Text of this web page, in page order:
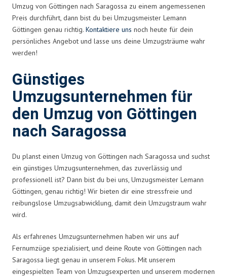
Umzug von Göttingen nach Saragossa zu einem angemessenen
Preis durchführt, dann bist du bei Umzugsmeister Lemann
Göttingen genau richtig. Kontaktiere uns noch heute für dein
persönliches Angebot und lasse uns deine Umzugsträume wahr
werden!
Günstiges
Umzugsunternehmen für
den Umzug von Göttingen
nach Saragossa
Du planst einen Umzug von Göttingen nach Saragossa und suchst
ein günstiges Umzugsunternehmen, das zuverlässig und
professionell ist? Dann bist du bei uns, Umzugsmeister Lemann
Göttingen, genau richtig! Wir bieten dir eine stressfreie und
reibungslose Umzugsabwicklung, damit dein Umzugstraum wahr
wird.
Als erfahrenes Umzugsunternehmen haben wir uns auf
Fernumzüge spezialisiert, und deine Route von Göttingen nach
Saragossa liegt genau in unserem Fokus. Mit unserem
eingespielten Team von Umzugsexperten und unserem modernen